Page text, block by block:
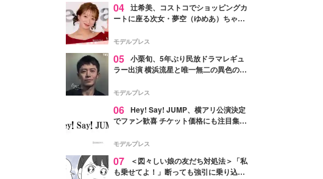
04 辻希美、コストコでショッピングカ
ートに座る次女・夢空（ゆめあ）ちゃん
ぎ」「成長を感じる」の声
モデルプレス
05 小栗旬、5年ぶり民放ドラマレギュ
ラー出演 横浜流星と唯一無二の異色のバ
モデルプレス
06 Hey! Say! JUMP、横アリ公演決定
でファン歓喜 チケット価格にも注目集ま
モデルプレス
07
＜図々しい娘の友だち対処法＞「私
も乗せてよ！」断っても強引に乗り込ん